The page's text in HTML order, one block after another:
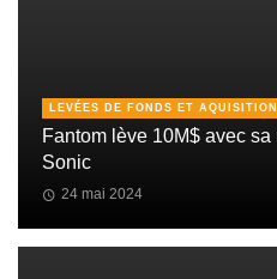
LEVÉES DE FONDS ET
Fantom lève 10M$ avec
Sonic
24 mai 2024